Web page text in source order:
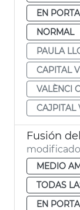
EN
NORMAL
PAULA
CAPITAL
VALÈNCI
CAJPITAL
MEDIO
TODAS
EN